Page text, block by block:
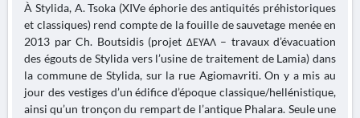
À Stylida, A. Tsoka (XIVe éphorie des antiquités préhistoriques
et classiques) rend compte de la fouille de sauvetage menée en
2013 par Ch. Boutsidis (projet ΔΕΥΑΛ – travaux d’évacuation
des égouts de Stylida vers l’usine de traitement de Lamia) dans
la commune de Stylida, sur la rue Agiomavriti. On y a mis au
jour des vestiges d’un édifice d’époque classique/hellénistique,
ainsi qu’un tronçon du rempart de l’antique Phalara. Seule une